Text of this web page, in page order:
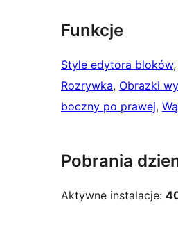
Funkcje
Style edytora bloków,
Rozrywka, Obrazki
boczny po prawej,
Pobrania
Aktywne instalacje: